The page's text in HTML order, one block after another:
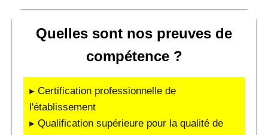
Quelles sont nos preuves de
compétence ?
▸ Certification professionnelle de
l'établissement
▸ Qualification supérieure pour la qualité de